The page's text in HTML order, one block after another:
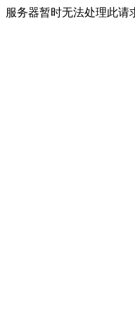
服务器暂时无法处理此请